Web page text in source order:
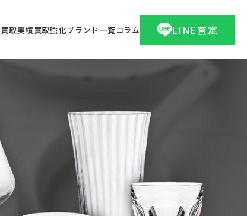
取実績買取強化ブランド一覧コラム LINE査定